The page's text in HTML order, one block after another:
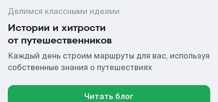
Делимся классными идеями
Истории и хитрости
от путешественников
Каждый день строим маршруты для вас, используя
собственные знания о путешествиях
Читать блог